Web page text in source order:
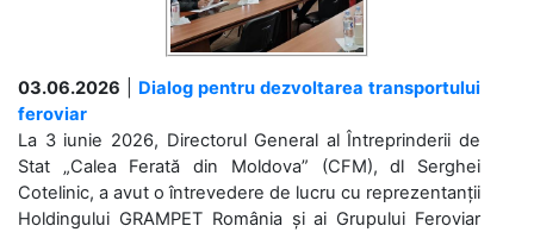
03.06.2026
Dialog pentru dezvoltarea transportului
feroviar
La 3 iunie 2026, Directorul General al Întreprinderii de
Stat „Calea Ferată din Moldova” (CFM), dl Serghei
Cotelinic, a avut o întrevedere de lucru cu reprezentanții
Holdingului GRAMPET România și ai Grupului Feroviar